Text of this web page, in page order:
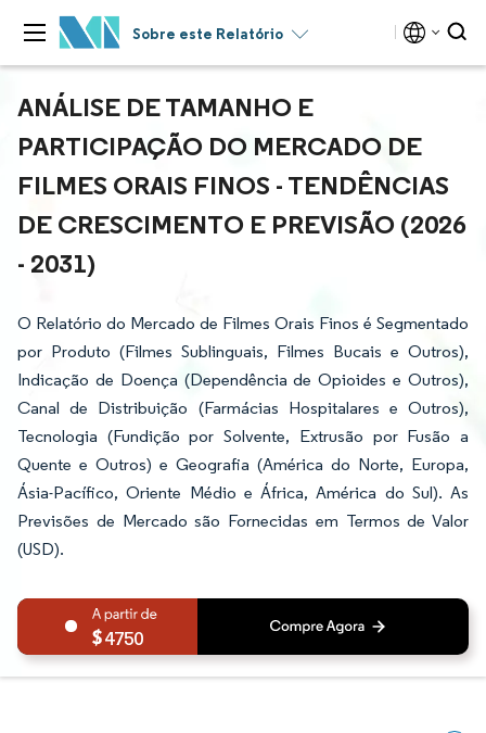
Sobre este Relatório
ANÁLISE DE TAMANHO E
PARTICIPAÇÃO DO MERCADO DE
FILMES ORAIS FINOS - TENDÊNCIAS
DE CRESCIMENTO E PREVISÃO (2026
- 2031)
O Relatório do Mercado de Filmes Orais Finos é Segmentado
por Produto (Filmes Sublinguais, Filmes Bucais e Outros),
Indicação de Doença (Dependência de Opioides e Outros),
Canal de Distribuição (Farmácias Hospitalares e Outros),
Tecnologia (Fundição por Solvente, Extrusão por Fusão a
Quente e Outros) e Geografia (América do Norte, Europa,
Ásia-Pacífico, Oriente Médio e África, América do Sul). As
Previsões de Mercado são Fornecidas em Termos de Valor
(USD).
4750